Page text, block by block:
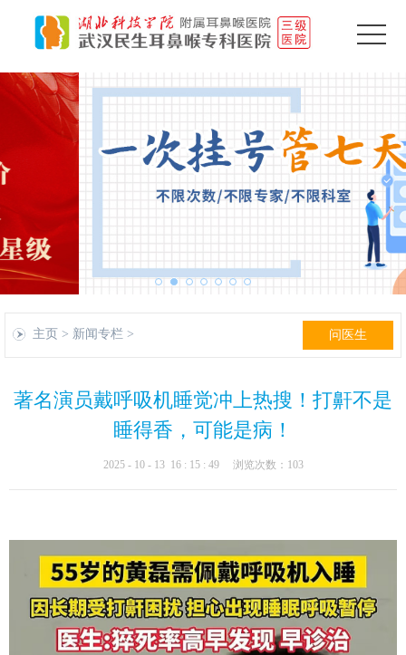
主页 > 新闻专栏 > 问医生
著名演员戴呼吸机睡觉冲上热搜！打鼾不是
睡得香，可能是病！
2025 - 10 - 13 16 : 15 : 49 浏览次数：103